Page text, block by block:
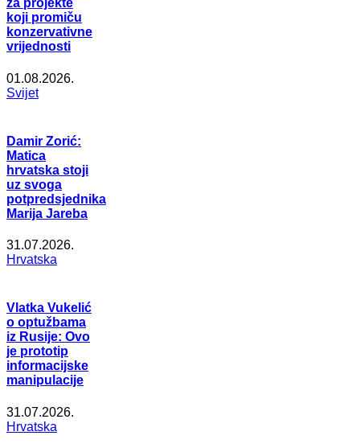
za projekte
koji promiču
konzervativne
vrijednosti
01.08.2026.
Svijet
Damir Zorić:
Matica
hrvatska stoji
uz svoga
potpredsjednika
Marija Jareba
31.07.2026.
Hrvatska
Vlatka Vukelić
o optužbama
iz Rusije: Ovo
je prototip
informacijske
manipulacije
31.07.2026.
Hrvatska